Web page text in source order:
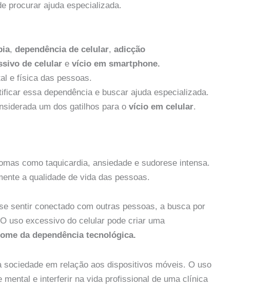
procurar ajuda especializada.
, dependência de celular, adicção
de celular e vício em smartphone.
e física das pessoas.
essa dependência e buscar ajuda especializada.
um dos gatilhos para o vício em celular.
como taquicardia, ansiedade e sudorese intensa.
a qualidade de vida das pessoas.
sentir conectado com outras pessoas, a busca por
uso excessivo do celular pode criar uma
da dependência tecnológica.
em relação aos dispositivos móveis. O uso
e interferir na vida profissional de uma clínica